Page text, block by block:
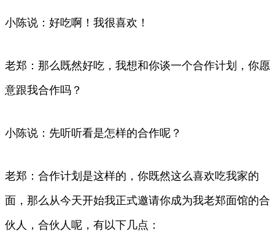
小陈说：好吃啊！我很喜欢！
老郑：那么既然好吃，我想和你谈一个合作计划，你愿
意跟我合作吗？
小陈说：先听听看是怎样的合作呢？
老郑：合作计划是这样的，你既然这么喜欢吃我家的
面，那么从今天开始我正式邀请你成为我老郑面馆的合
伙人，合伙人呢，有以下几点：